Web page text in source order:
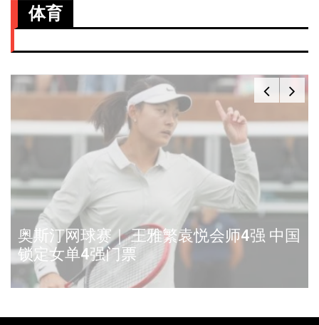
体育
奥斯汀网球赛｜ 王雅繁袁悦会师4强 中国
锁定女单4强门票